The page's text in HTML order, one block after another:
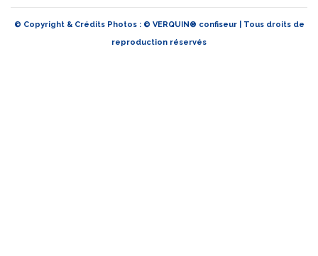
© Copyright & Crédits Photos : © VERQUIN® confiseur | Tous droits de
reproduction réservés